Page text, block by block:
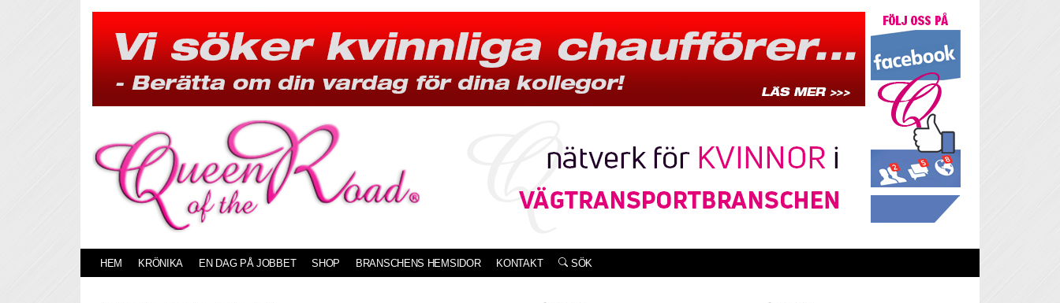
HEM KRÖNIKA EN DAG PÅ JOBBET SHOP BRANSCHENS HEMSIDOR KONTAKT SÖK